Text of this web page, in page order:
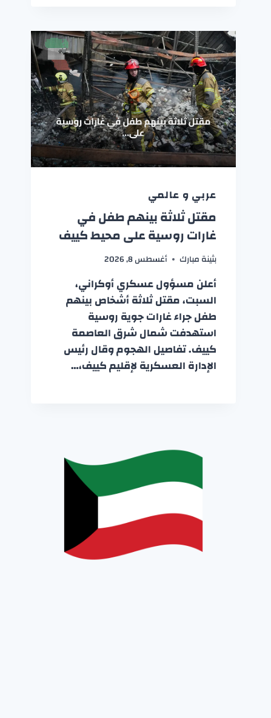
عربي و عالمي
مقتل ثلاثة بينهم طفل في
غارات روسية على محيط كييف
بثينة مبارك أغسطس 8, 2026
أعلن مسؤول عسكري أوكراني،
السبت، مقتل ثلاثة أشخاص بينهم
طفل جراء غارات جوية روسية
استهدفت شمال شرق العاصمة
كييف. تفاصيل الهجوم وقال رئيس
الإدارة العسكرية لإقليم كييف،…